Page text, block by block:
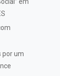
por um